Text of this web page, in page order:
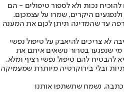
להוכיח נכות ולא לספור טיפולים - הם
ולנפגעים היקרים, שמרו על עצמכןם.
נרפה עד שהמדינה תיתן לכןם את המענה
לא צריכים להיאבק על טיפול נפשי
מי שנפגעו בטרור נושאים איתם את
להבטיח להם טיפול נפשי רציף ומלא,
ובלי בירוקרטיה מיותרת שמעמיקה
נשמח שתשתפו אותנו